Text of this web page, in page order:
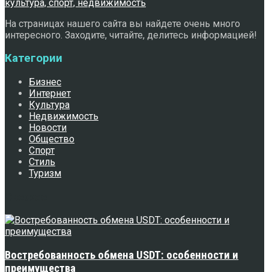
На страницах нашего сайта вы найдете очень много
интересного. Заходите, читайте, делитесь информацией!
Категории
Бизнес
Интернет
Культура
Недвижимость
Новости
Общество
Спорт
Стиль
Туризм
Востребованность обмена USDT: особенности и
преимущества